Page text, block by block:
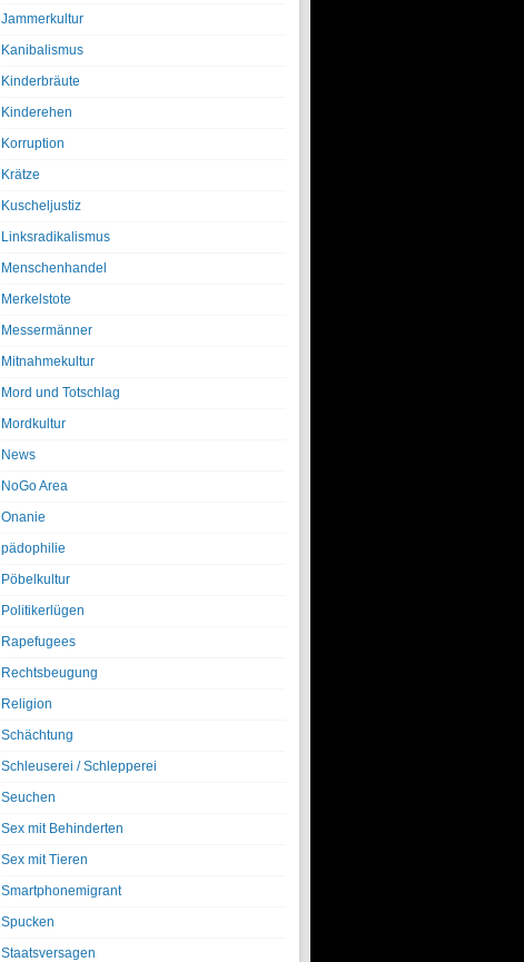
Jammerkultur
Kanibalismus
Kinderbräute
Kinderehen
Korruption
Krätze
Kuscheljustiz
Linksradikalismus
Menschenhandel
Merkelstote
Messermänner
Mitnahmekultur
Mord und Totschlag
Mordkultur
News
NoGo Area
Onanie
pädophilie
Pöbelkultur
Politikerlügen
Rapefugees
Rechtsbeugung
Religion
Schächtung
Schleuserei / Schlepperei
Seuchen
Sex mit Behinderten
Sex mit Tieren
Smartphonemigrant
Spucken
Staatsversagen